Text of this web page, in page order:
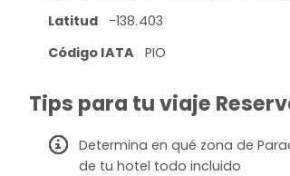
Latitud
-138.403
Código IATA
PIO
Tips para tu viaje
Determina en qué zona de
de tu hotel todo incluido